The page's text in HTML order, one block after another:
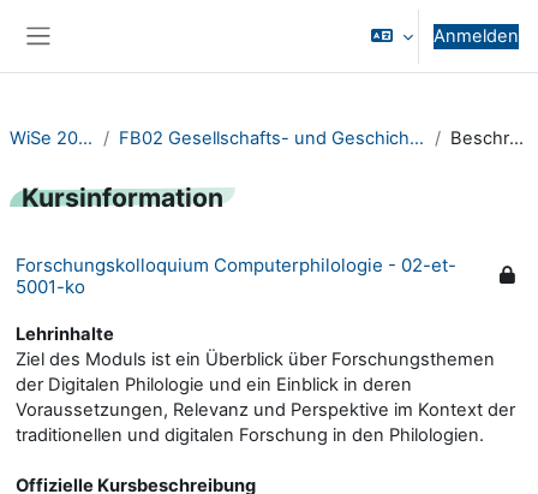
Anmelden
WiSe 2023/24 FB02 Gesellschafts- und Geschichtswissenschaften Beschreibung
Kursinformation
Forschungskolloquium Computerphilologie - 02-et-
5001-ko
Lehrinhalte
Ziel des Moduls ist ein Überblick über Forschungsthemen
der Digitalen Philologie und ein Einblick in deren
Voraussetzungen, Relevanz und Perspektive im Kontext der
traditionellen und digitalen Forschung in den Philologien.
Offizielle Kursbeschreibung